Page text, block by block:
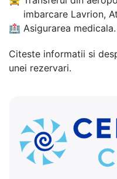
imbarcare Lavrion,
🏥 Asigurarea medicala.
Citeste informatii si
unei rezervari.